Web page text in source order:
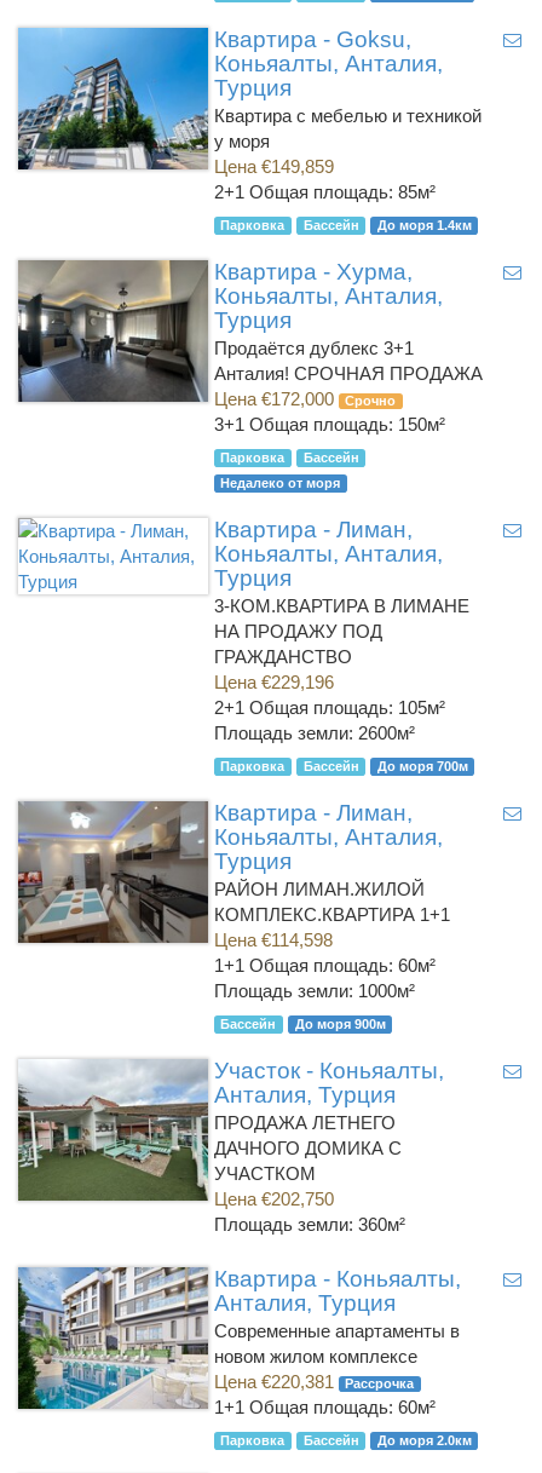
Квартира - Goksu,
Коньяалты, Анталия,
Турция
Квартира с мебелью и техникой
у моря
Цена €149,859
2+1 Общая площадь: 85м²
Парковка Бассейн До моря 1.4км
Квартира - Хурма,
Коньяалты, Анталия,
Турция
Продаётся дублекс 3+1
Анталия! СРОЧНАЯ ПРОДАЖА
Цена €172,000
Срочно
3+1 Общая площадь: 150м²
Парковка
Бассейн
Недалеко от моря
Квартира - Лиман,
Коньяалты, Анталия,
Турция
3-КОМ.КВАРТИРА В ЛИМАНЕ
НА ПРОДАЖУ ПОД
ГРАЖДАНСТВО
Цена €229,196
2+1 Общая площадь: 105м²
Площадь земли: 2600м²
Парковка Бассейн До моря 700м
Квартира - Лиман,
Коньяалты, Анталия,
Турция
РАЙОН ЛИМАН.ЖИЛОЙ
КОМПЛЕКС.КВАРТИРА 1+1
Цена €114,598
1+1 Общая площадь: 60м²
Площадь земли: 1000м²
Бассейн До моря 900м
Участок - Коньяалты,
Анталия, Турция
ПРОДАЖА ЛЕТНЕГО
ДАЧНОГО ДОМИКА С
УЧАСТКОМ
Цена €202,750
Площадь земли: 360м²
Квартира - Коньяалты,
Анталия, Турция
Современные апартаменты в
новом жилом комплексе
Цена €220,381
Рассрочка
1+1 Общая площадь: 60м²
Парковка Бассейн До моря 2.0км